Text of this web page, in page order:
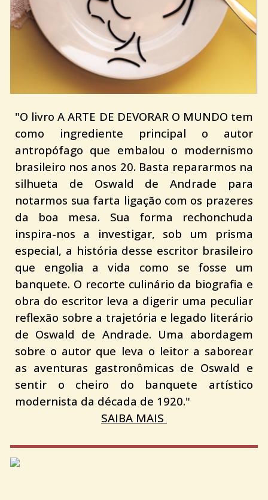
"O livroA ARTE DE DEVORAR O MUNDO tem
como ingrediente principal o autor
antropófago que embalou o modernismo
brasileiro nos anos 20. Basta repararmos na
silhueta de Oswald de Andrade para
notarmos sua farta ligação com os prazeres
da boa mesa. Sua forma rechonchuda
inspira-nos a investigar, sob um prisma
especial, a história desse escritor brasileiro
que engolia a vida como se fosse um
banquete. O recorte culinário da biografia e
obra do escritor leva a digerir uma peculiar
reflexão sobre a trajetória e legado literário
de Oswald de Andrade. Uma abordagem
sobre o autor que leva o leitor a saborear
as aventuras gastronômicas de Oswald e
sentir o cheiro do banquete artístico
modernista da década de 1920."
SAIBA MAIS